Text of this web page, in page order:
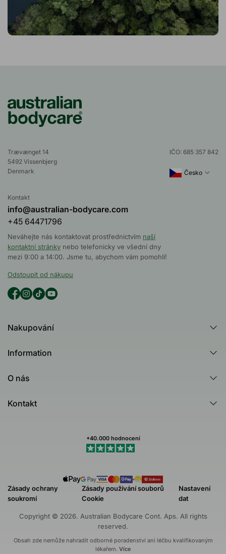
Trævænget 14
5492 Vissenbjerg
Denmark
IČO: 685 357 842
Česko
Nakupování
Produktový rádce - Test
Information
Nejčastější dotazy (FAQ)
O nás
Kontakt
Můj profil (Stav objednávky)
Kontakt
info@australian-bodycare.com
+45 64471796
Neváhejte nás kontaktovat prostřednictvím naší
kontaktní stránky nebo telefonicky ve všední dny
mezi 9:00 a 14:00. Jsme tu, abychom vám pomohli!
Odstoupit od nákupu
+40.000 hodnocení
Zásady ochrany
soukromí
Zásady používání souborů
Cookie
Nastavení
dat
Copyright © 2026. Australian Bodycare Cont. Aps. All rights
reserved.
Obsah zde nemůže nahradit odborné poradenství ani léčbu kvalifikovaným
lékařem. Více